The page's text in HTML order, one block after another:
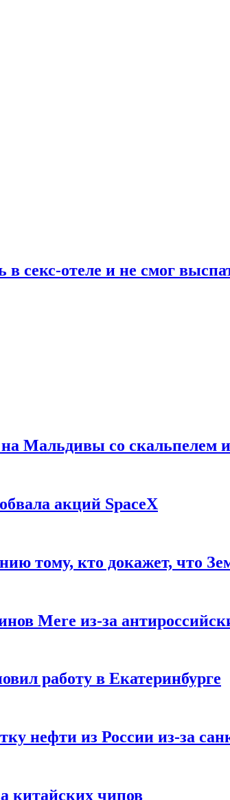
секс-отеле и не смог
Мальдивы со скальпелем
акций SpaceX
тому, кто докажет, что
Mere из-за
работу в Екатеринбурге
нефти из России из-за
китайских чипов